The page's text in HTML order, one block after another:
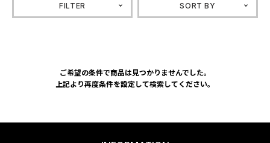
FILTER SORT BY
ご希望の条件で商品は見つかりませんでした。
上記より再度条件を設定して検索してください。